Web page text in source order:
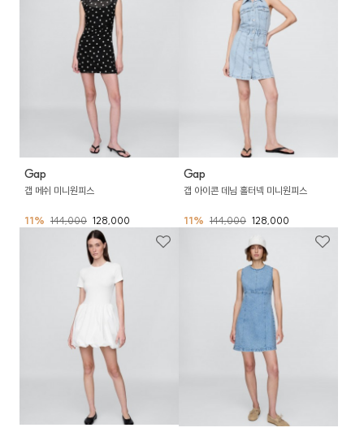
Gap
갭 메쉬 미니원피스
11% 144,000 128,000
Gap
갭 아이콘 데님 홀터넥 미니원피스
11% 144,000 128,000